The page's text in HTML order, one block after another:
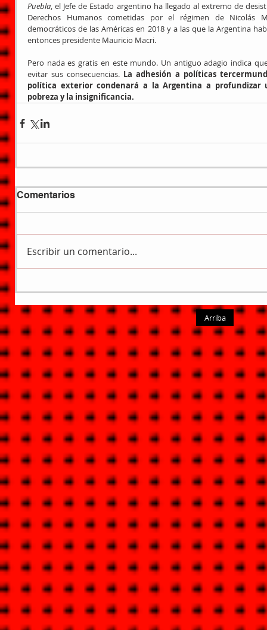
Puebla, el Jefe de Estado argentino ha llegado al extremo de
Derechos Humanos cometidas por el régimen de Nicolás
democráticos de las Américas en 2018 y a las que la Argentina
entonces presidente Mauricio Macri.
Pero nada es gratis en este mundo. Un antiguo adagio indica
evitar sus consecuencias. La adhesión a políticas
política exterior condenará a la Argentina a profundizar
pobreza y la insignificancia.
Comentarios
Escribir un comentario...
Arriba